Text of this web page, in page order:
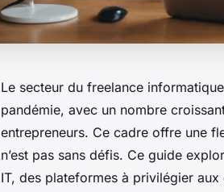
Le secteur du freelance
pandémie, avec un nombre
entrepreneurs. Ce cadre offre une
n’est pas sans défis. Ce guide
IT, des plateformes à privilégier